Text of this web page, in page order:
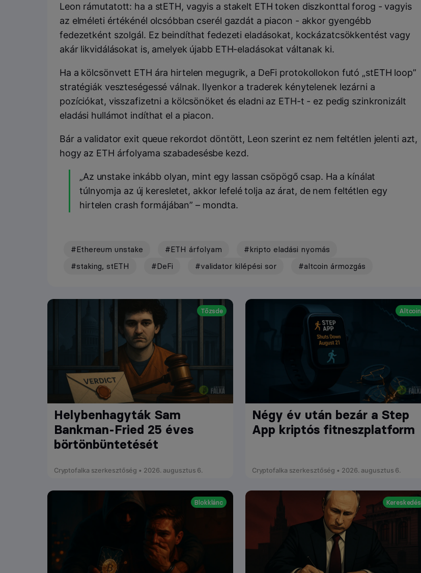
Leon rámutatott: ha a stETH, vagyis a stakelt ETH token diszkonttal forog - vagyis
az elméleti értékénél olcsóbban cserél gazdát a piacon - akkor gyengébb
fedezetként szolgál. Ez beindíthat fedezeti eladásokat, kockázatcsökkentést vagy
akár likvidálásokat is, amelyek újabb ETH-eladásokat váltanak ki.
Ha a kölcsönvett ETH ára hirtelen megugrik, a DeFi protokollokon futó „stETH loop”
stratégiák veszteségessé válnak. Ilyenkor a traderek kénytelenek lezárni a
pozíciókat, visszafizetni a kölcsönöket és eladni az ETH-t - ez pedig szinkronizált
eladási hullámot indíthat el a piacon.
Bár a validator exit queue rekordot döntött, Leon szerint ez nem feltétlen jelenti azt,
hogy az ETH árfolyama szabadesésbe kezd.
„Az unstake inkább olyan, mint egy lassan csöpögő csap. Ha a kínálat
túlnyomja az új keresletet, akkor lefelé tolja az árat, de nem feltétlen egy
hirtelen crash formájában” – mondta.
#Ethereum unstake #ETH árfolyam
#kripto eladási nyomás
#staking, stETH
#DeFi #validator kilépési sor #altcoin ármozgás
Tőzsde
Helybenhagyták Sam
Bankman-Fried 25 éves
börtönbüntetését
Cryptofalka szerkesztőség • 2026. augusztus 6.
Altcoin
Négy év után bezár a Step
App kriptós fitneszplatform
Cryptofalka szerkesztőség • 2026. augusztus 6.
Blokklánc Kereskedés